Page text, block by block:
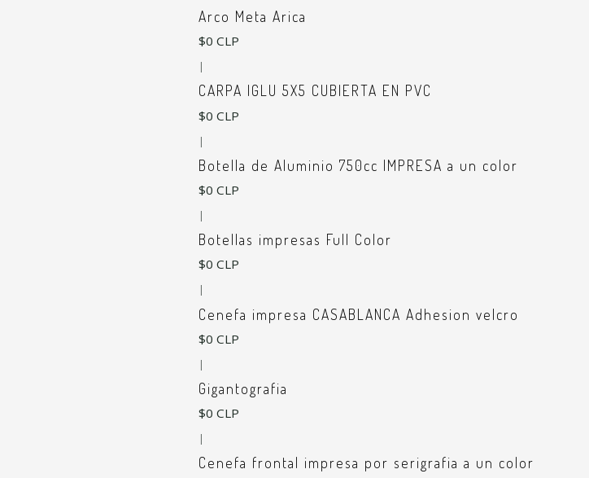
Arco Meta Arica
$0 CLP
|
CARPA IGLU 5X5 CUBIERTA EN PVC
$0 CLP
|
Botella de Aluminio 750cc IMPRESA a un color
$0 CLP
|
Botellas impresas Full Color
$0 CLP
|
Cenefa impresa CASABLANCA Adhesion velcro
$0 CLP
|
Gigantografia
$0 CLP
|
Cenefa frontal impresa por serigrafia a un color